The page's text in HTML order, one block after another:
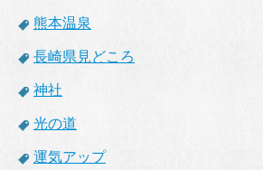
熊本温泉
長崎県見どころ
神社
光の道
運気アップ